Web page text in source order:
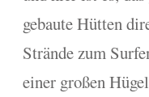
gebaute Hütten
Strände zum
einer großen